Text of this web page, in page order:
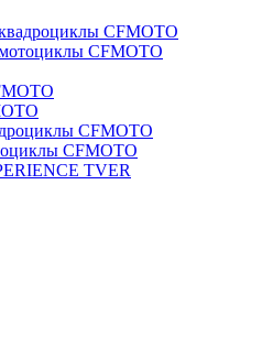
CFMOTO
CFMOTO
CFMOTO
CFMOTO
TVER